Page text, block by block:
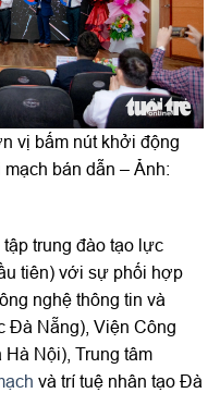
vị bấm nút khởi động
bán dẫn – Ảnh:
trung đào tạo lực
tiên) với sự phối hợp
nghệ thông tin và
Đà Nẵng), Viện Công
Nội), Trung tâm
và trí tuệ nhân tạo Đà